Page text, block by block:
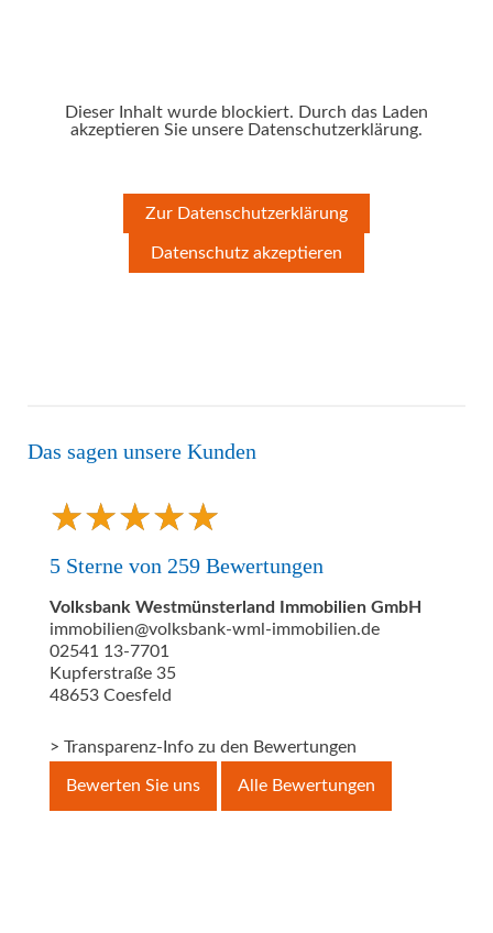
Dieser Inhalt wurde blockiert. Durch das Laden
akzeptieren Sie unsere Datenschutzerklärung.
Zur Datenschutzerklärung
Datenschutz akzeptieren
Das sagen unsere Kunden
★★★★★
★★★★★
5 Sterne von 259 Bewertungen
Volksbank Westmünsterland Immobilien GmbH
immobilien@volksbank-wml-immobilien.de
02541 13-7701
Kupferstraße 35
48653 Coesfeld
> Transparenz-Info zu den Bewertungen
Bewerten Sie uns Alle Bewertungen